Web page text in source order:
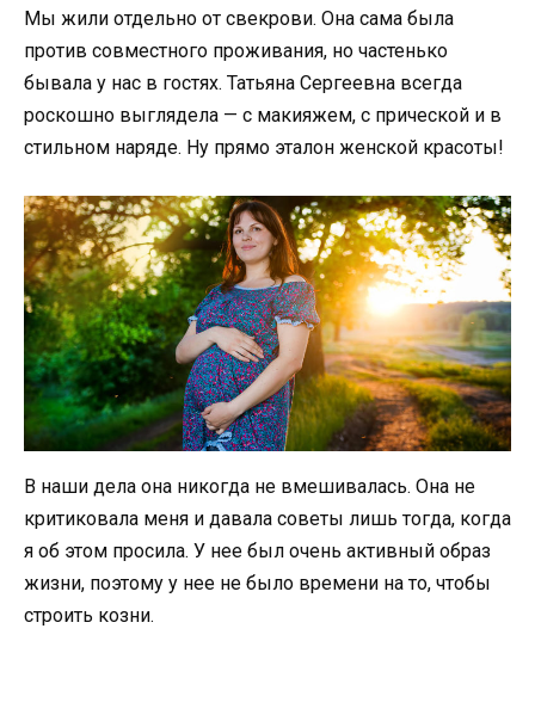
Мы жили отдельно от свекрови. Она сама была
против совместного проживания, но частенько
бывала у нас в гостях. Татьяна Сергеевна всегда
роскошно выглядела — с макияжем, с прической и в
стильном наряде. Ну прямо эталон женской красоты!
В наши дела она никогда не вмешивалась. Она не
критиковала меня и давала советы лишь тогда, когда
я об этом просила. У нее был очень активный образ
жизни, поэтому у нее не было времени на то, чтобы
строить козни.